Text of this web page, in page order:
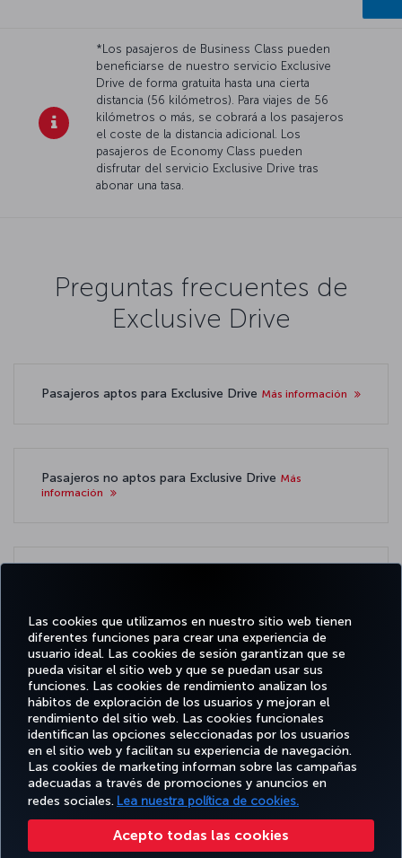
Las cookies que utilizamos en nuestro sitio web tienen
diferentes funciones para crear una experiencia de
usuario ideal. Las cookies de sesión garantizan que se
pueda visitar el sitio web y que se puedan usar sus
funciones. Las cookies de rendimiento analizan los
hábitos de exploración de los usuarios y mejoran el
rendimiento del sitio web. Las cookies funcionales
identifican las opciones seleccionadas por los usuarios
en el sitio web y facilitan su experiencia de navegación.
Las cookies de marketing informan sobre las campañas
adecuadas a través de promociones y anuncios en
redes sociales. Lea nuestra política de cookies.
Acepto todas las cookies
*Los pasajeros de Business Class pueden
beneficiarse de nuestro servicio Exclusive
Drive de forma gratuita hasta una cierta
distancia (56 kilómetros). Para viajes de 56
kilómetros o más, se cobrará a los pasajeros
el coste de la distancia adicional. Los
pasajeros de Economy Class pueden
disfrutar del servicio Exclusive Drive tras
abonar una tasa.
Preguntas frecuentes de
Exclusive Drive
Pasajeros aptos para Exclusive Drive Más información
Pasajeros no aptos para Exclusive Drive Más
información
Facebook
TwitterInstagram
YouTubeLinkedIn
TikTokBlog Pinterest
RESERVE Y
GESTIONE
DISFRUTE
DE
Y
DESTINOS
AYUDA MILES&SMILES
Cambiar la configuración de cookies Programa de atención al cliente DOT de EE. UU.